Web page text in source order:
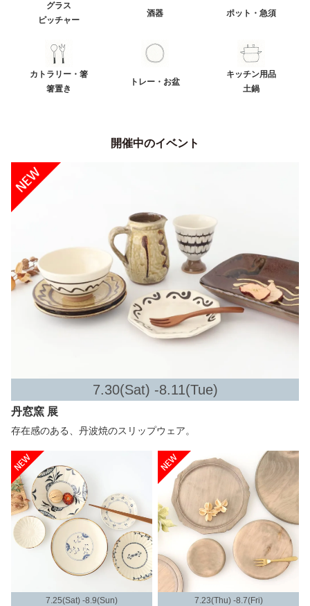
グラス
ピッチャー
酒器 ポット・急須
カトラリー・箸
箸置き
トレー・お盆
キッチン用品
土鍋
開催中のイベント
7.30(Sat) -8.11(Tue)
丹窓窯 展
存在感のある、丹波焼のスリップウェア。
7.25(Sat) -8.9(Sun) 7.23(Thu) -8.7(Fri)